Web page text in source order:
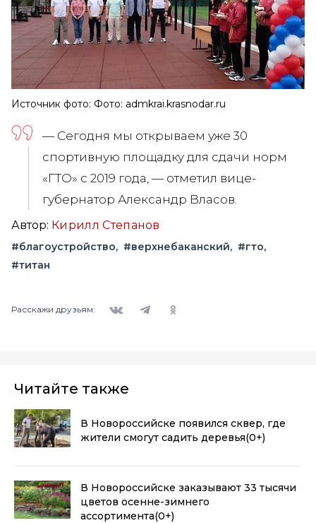
Источник фото: Фото: admkrai.krasnodar.ru
— Сегодня мы открываем уже 30
спортивную площадку для сдачи норм
«ГТО» с 2019 года, — отметил вице-
губернатор Александр Власов.
Автор: Кирилл Степанов
#благоустройство #верхнебаканский
#гто
#титан
Расскажи друзьям:
Читайте также
В Новороссийске появился сквер, где
жители смогут садить деревья(0+)
В Новороссийске заказывают 33 тысячи
цветов осенне-зимнего
ассортимента(0+)